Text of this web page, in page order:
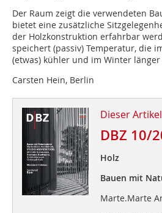
Der Raum zeigt die verwendeten
bietet eine zusätzliche
der Holzkonstruktion erfahrbar
speichert (passiv) Temperatur, die
(etwas) kühler und im Winter
Carsten Hein, Berlin
Dieser
DBZ 10/
Holz
Bauen mit
Marte.Marte